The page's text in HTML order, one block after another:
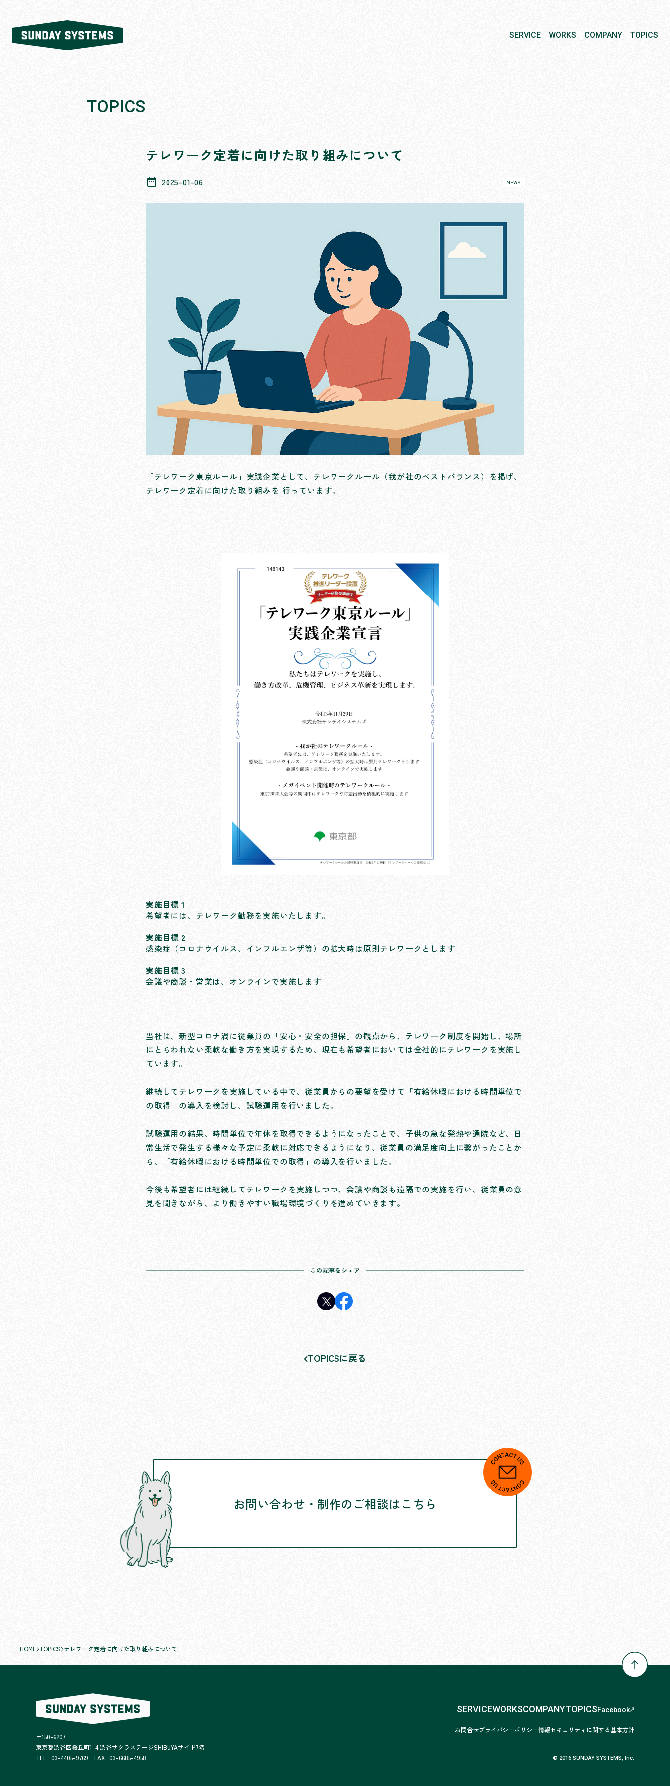
SERVICE WORKS COMPANY TOPICS
SYSTEMS
TOPICS
テレワーク定着に向けた取り組みについて
date_range 2025-01-06 NEWS
「テレワーク東京ルール」実践企業として、テレワークルール（我が社のベストバランス）を掲げ、
テレワーク定着に向けた取り組みを 行っています。
実施目標 1
希望者には、テレワーク勤務を実施いたします。
実施目標 2
感染症（コロナウイルス、インフルエンザ等）の拡大時は原則テレワークとします
実施目標 3
会議や商談・営業は、オンラインで実施します
当社は、新型コロナ渦に従業員の「安心・安全の担保」の観点から、テレワーク制度を開始し、場所
にとらわれない柔軟な働き方を実現するため、現在も希望者においては全社的にテレワークを実施し
ています。
継続してテレワークを実施している中で、従業員からの要望を受けて「有給休暇における時間単位で
の取得」の導入を検討し、試験運用を行いました。
試験運用の結果、時間単位で年休を取得できるようになったことで、子供の急な発熱や通院など、日
常生活で発生する様々な予定に柔軟に対応できるようになり、従業員の満足度向上に繋がったことか
ら、「有給休暇における時間単位での取得」の導入を行いました。
今後も希望者には継続してテレワークを実施しつつ、会議や商談も遠隔での実施を行い、従業員の意
見を聞きながら、より働きやすい職場環境づくりを進めていきます。
この記事をシェア
TOPICSに戻る
お問い合わせ・ 制作のご相談はこちら
HOME TOPICS テレワーク定着に向けた取り組みについて
SERVICEWORKSCOMPANYTOPICSFacebook
お問合せプライバシーポリシー情報セキュリティに関する基本方針
〒150-6207
東京都渋谷区桜丘町1-4 渋谷サクラステージSHIBUYAサイド7階
TEL : 03-4405-9769 FAX : 03-6685-4958
© 2016 SUNDAY SYSTEMS, Inc.